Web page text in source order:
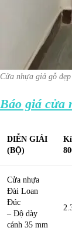
Cửa nhựa giả gỗ đẹp
Báo giá cửa
DIỄN GIẢI
(BỘ)
Cửa nhựa
Đài Loan
Đúc
– Độ dày
cánh 35 mm